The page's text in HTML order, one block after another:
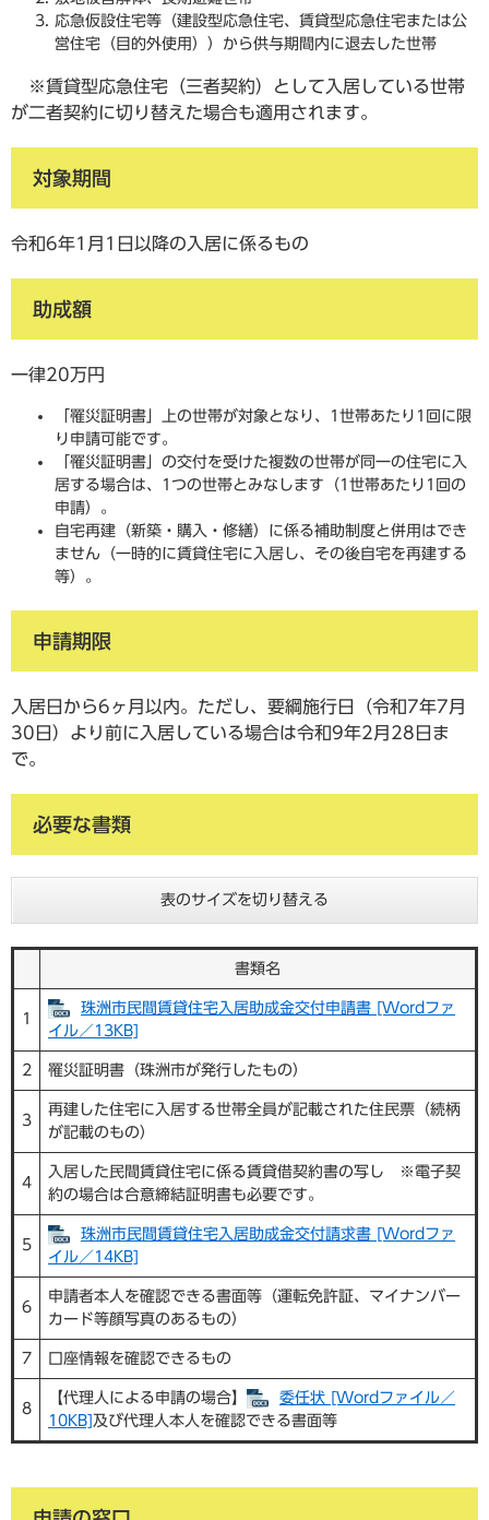
応急仮設住宅等（建設型応急住宅、賃貸型応急住宅または公
営住宅（目的外使用））から供与期間内に退去した世帯
※賃貸型応急住宅（三者契約）として入居している世帯
が二者契約に切り替えた場合も適用されます。
対象期間
令和6年1月1日以降の入居に係るもの
助成額
一律20万円
「罹災証明書」上の世帯が対象となり、1世帯あたり1回に限
り申請可能です。
「罹災証明書」の交付を受けた複数の世帯が同一の住宅に入
居する場合は、1つの世帯とみなします（1世帯あたり1回の
申請）。
自宅再建（新築・購入・修繕）に係る補助制度と併用はでき
ません（一時的に賃貸住宅に入居し、その後自宅を再建する
等）。
申請期限
入居日から6ヶ月以内。ただし、要綱施行日（令和7年7月
30日）より前に入居している場合は令和9年2月28日ま
で。
必要な書類
表のサイズを切り替える
書類名
1
珠洲市民間賃貸住宅入居助成金交付申請書 [Wordファ
イル／13KB]
2 罹災証明書（珠洲市が発行したもの）
3
再建した住宅に入居する世帯全員が記載された住民票（続柄
が記載のもの）
4
入居した民間賃貸住宅に係る賃貸借契約書の写し ※電子契
約の場合は合意締結証明書も必要です。
5
珠洲市民間賃貸住宅入居助成金交付請求書 [Wordファ
イル／14KB]
6
申請者本人を確認できる書面等（運転免許証、マイナンバー
カード等顔写真のあるもの）
7 口座情報を確認できるもの
8
【代理人による申請の場合】
委任状 [Wordファイル／
10KB] 及び代理人本人を確認できる書面等